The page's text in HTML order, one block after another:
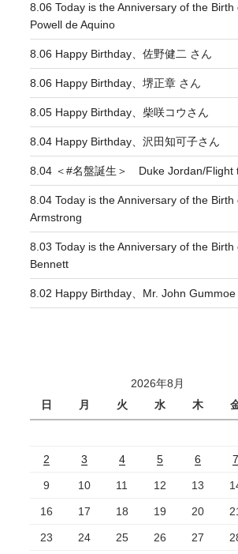
8.06 Today is the Anniversary of the Birth
Powell de Aquino
8.06 Happy Birthday、佐野健二 さん
8.06 Happy Birthday、堺正章 さん
8.05 Happy Birthday、柴咲コウさん
8.04 Happy Birthday、沢田知可子さん
8.04 ＜#名盤誕生＞ Duke Jordan/Flight
8.04 Today is the Anniversary of the Birth
Armstrong
8.03 Today is the Anniversary of the Birth
Bennett
8.02 Happy Birthday、Mr. John Gummoe
2026年8月
日
月 火 水 木
2 3 4 5 6 7
9 10 11 12 13
16 17 18 19 20
23 24 25 26 27